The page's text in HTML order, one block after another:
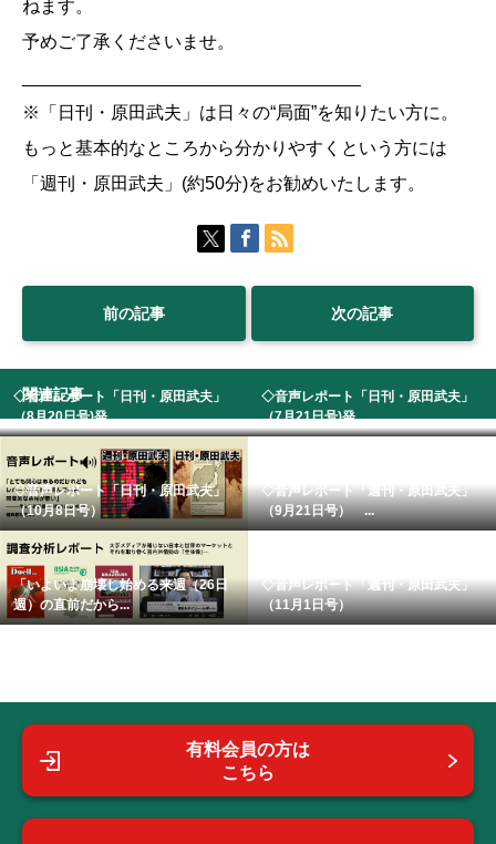
ねます。
予めご了承くださいませ。
※「日刊・原田武夫」は日々の“局面”を知りたい方に。
もっと基本的なところから分かりやすくという方には
「週刊・原田武夫」(約50分)をお勧めいたします。
前の記事 次の記事
関連記事
◇音声レポート「日刊・原田武夫」
（8月20日号)発...
◇音声レポート「日刊・原田武夫」
（7月21日号)発...
◇音声レポート「日刊・原田武夫」
（10月8日号）
◇音声レポート「週刊・原田武夫」
（9月21日号） ...
「いよいよ崩壊し始める来週（26日
週）の直前だから...
◇音声レポート「週刊・原田武夫」
（11月1日号）
有料会員の方は
こちら